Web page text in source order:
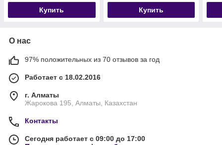
Купить Купить
О нас
97% положительных из 70 отзывов за год
Работает с 18.02.2016
г. Алматы
Жарокова 195, Алматы, Казахстан
Контакты
Сегодня работает с 09:00 до 17:00